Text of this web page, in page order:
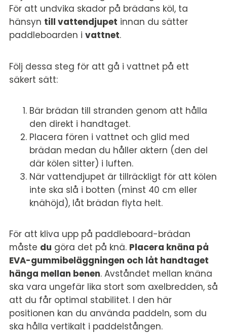
För att undvika skador på brädans köl, ta
hänsyn till vattendjupet innan du sätter
paddleboarden i vattnet.
Följ dessa steg för att gå i vattnet på ett
säkert sätt:
Bär brädan till stranden genom att hålla
den direkt i handtaget.
Placera fören i vattnet och glid med
brädan medan du håller aktern (den del
där kölen sitter) i luften.
När vattendjupet är tillräckligt för att kölen
inte ska slå i botten (minst 40 cm eller
knähöjd), låt brädan flyta helt.
För att kliva upp på paddleboard-brädan
måste du göra det på knä. Placera knäna på
EVA-gummibeläggningen och låt handtaget
hänga mellan benen. Avståndet mellan knäna
ska vara ungefär lika stort som axelbredden, så
att du får optimal stabilitet. I den här
positionen kan du använda paddeln, som du
ska hålla vertikalt i paddelstången.